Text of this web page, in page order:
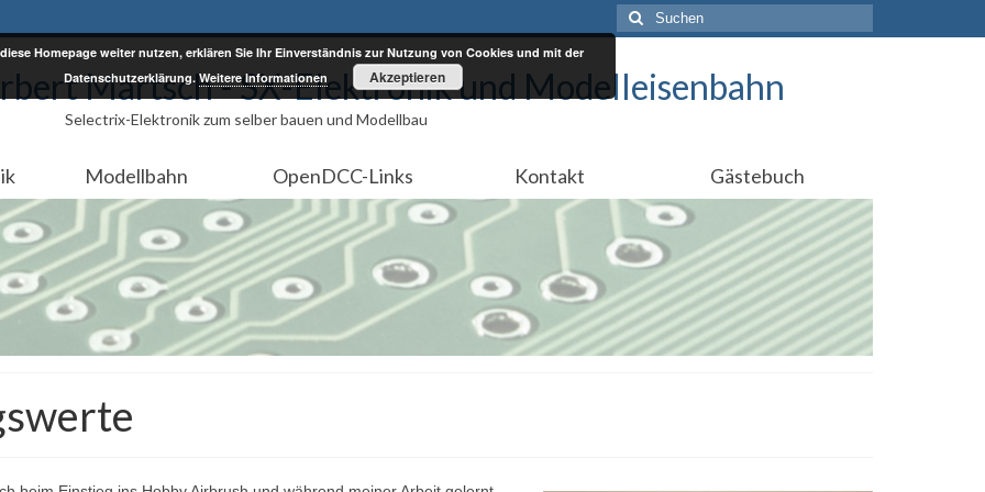
Suchen
nach:
Martsch - SX-Elektronik und Modelleisenbahn
Selectrix-Elektronik zum selber bauen und Modellbau
Modellbahn OpenDCC-Links Kontakt Gästebuch
Homepage weiter nutzen, erklären Sie Ihr Einverständnis zur Nutzung von Cookies und mit der
Datenschutzerklärung.Weitere Informationen Akzeptieren